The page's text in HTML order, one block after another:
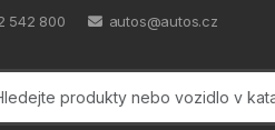
542 800 autos@autos.cz